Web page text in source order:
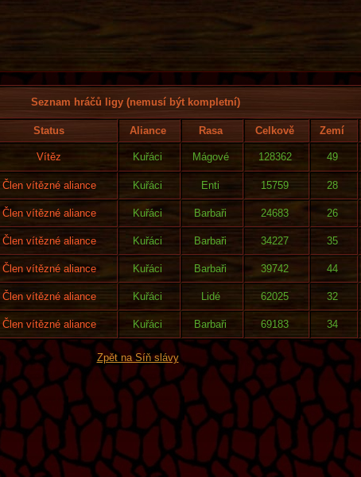
Seznam hráčů ligy (nemusí být kompletní)
Status Aliance Rasa Celkově Zemí
Vítěz Kuřáci Mágové 128362 49
Člen vítězné aliance Kuřáci Enti 15759 28
Člen vítězné aliance Kuřáci Barbaři 24683 26
Člen vítězné aliance Kuřáci Barbaři 34227 35
Člen vítězné aliance Kuřáci Barbaři 39742 44
Člen vítězné aliance Kuřáci Lidé 62025 32
Člen vítězné aliance Kuřáci Barbaři 69183 34
Zpět na Síň slávy